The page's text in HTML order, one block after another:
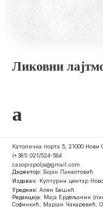
Ликовни
a
Католичка порта 5, 21000 Нови
(+381) 021/524-584
casopispolja@gmail.com
Директор: Бојан Панаотовић
Издавач: Културни центар
Уредник: Ален Бешић
Редакција: Маја Ердељанин
Софинкић, Марјан Чакаревић,